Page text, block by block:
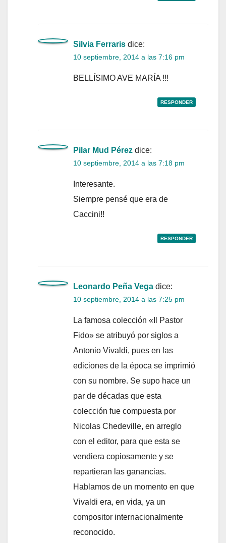
Silvia Ferraris dice:
10 septiembre, 2014 a las 7:16 pm
BELLÍSIMO AVE MARÍA !!!
RESPONDER
Pilar Mud Pérez dice:
10 septiembre, 2014 a las 7:18 pm
Interesante.
Siempre pensé que era de
Caccini!!
RESPONDER
Leonardo Peña Vega dice:
10 septiembre, 2014 a las 7:25 pm
La famosa colección «Il Pastor
Fido» se atribuyó por siglos a
Antonio Vivaldi, pues en las
ediciones de la época se imprimió
con su nombre. Se supo hace un
par de décadas que esta
colección fue compuesta por
Nicolas Chedeville, en arreglo
con el editor, para que esta se
vendiera copiosamente y se
repartieran las ganancias.
Hablamos de un momento en que
Vivaldi era, en vida, ya un
compositor internacionalmente
reconocido.